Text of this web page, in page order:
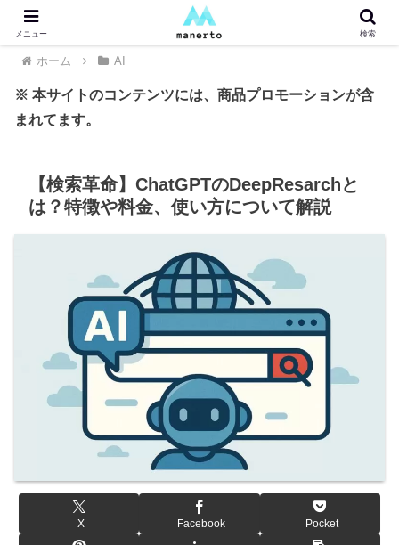
ホーム AI
※ 本サイトのコンテンツには、商品プロモーションが含
まれてます。
【検索革命】ChatGPTのDeepResarchと
は？特徴や料金、使い方について解説
X Facebook Pocket
メニュー 検索